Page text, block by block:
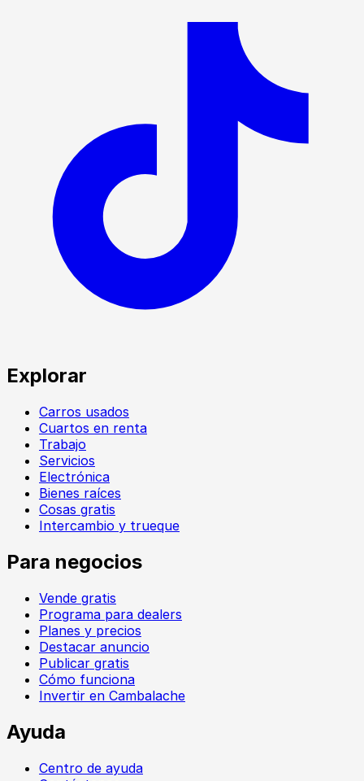
Explorar
Carros usados
Cuartos en renta
Trabajo
Servicios
Electrónica
Bienes raíces
Cosas gratis
Intercambio y trueque
Para negocios
Vende gratis
Programa para dealers
Planes y precios
Destacar anuncio
Publicar gratis
Cómo funciona
Invertir en Cambalache
Ayuda
Centro de ayuda